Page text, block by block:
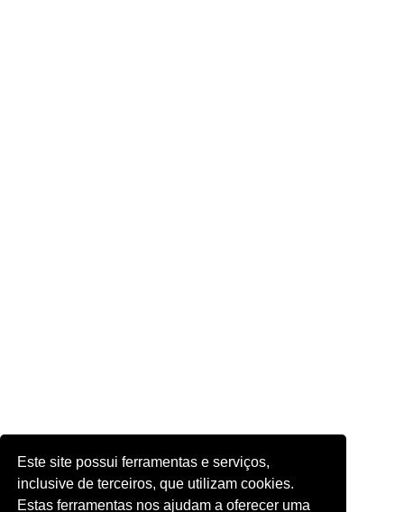
Este site possui ferramentas e serviços,
inclusive de terceiros, que utilizam cookies.
Estas ferramentas nos ajudam a oferecer uma